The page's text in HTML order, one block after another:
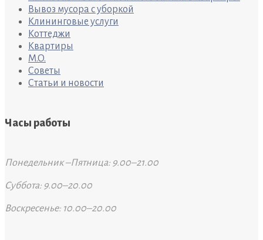
Вывоз мусора с уборкой
Клининговые услуги
Коттеджи
Квартиры
M.O.
Советы
Статьи и новости
Часы работы
Понедельник –Пятница: 9.00–21.00
Суббота: 9.00–20.00
Воскресенье: 10.00–20.00